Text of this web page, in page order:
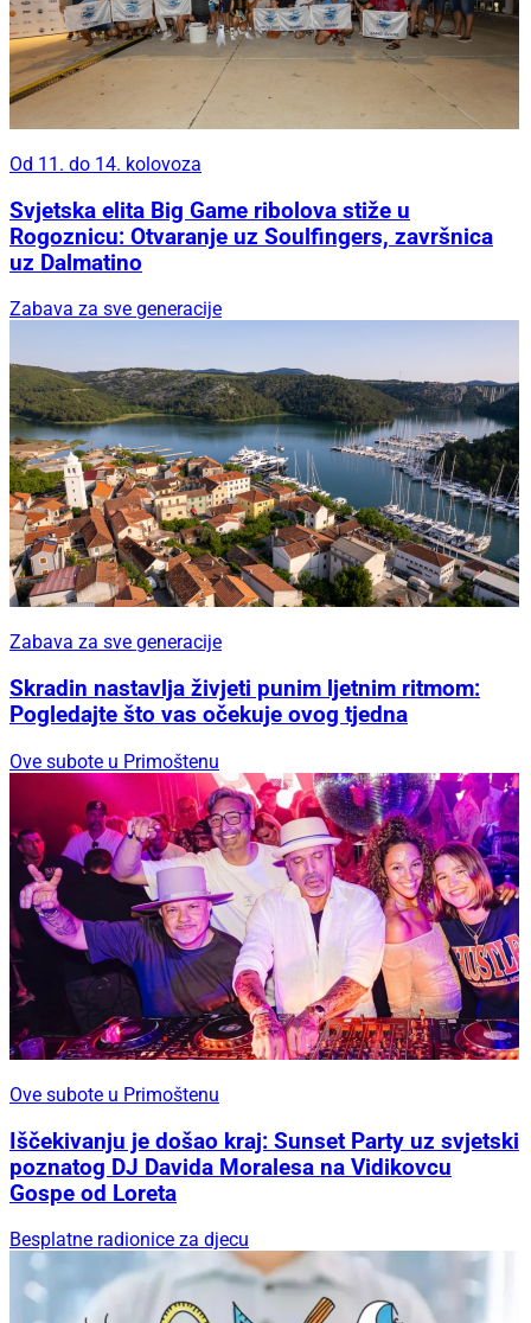
Od 11. do 14. kolovoza
Svjetska elita Big Game ribolova stiže u
Rogoznicu: Otvaranje uz Soulfingers, završnica
uz Dalmatino
Zabava za sve generacije
Zabava za sve generacije
Skradin nastavlja živjeti punim ljetnim ritmom:
Pogledajte što vas očekuje ovog tjedna
Ove subote u Primoštenu
Ove subote u Primoštenu
Iščekivanju je došao kraj: Sunset Party uz svjetski
poznatog DJ Davida Moralesa na Vidikovcu
Gospe od Loreta
Besplatne radionice za djecu